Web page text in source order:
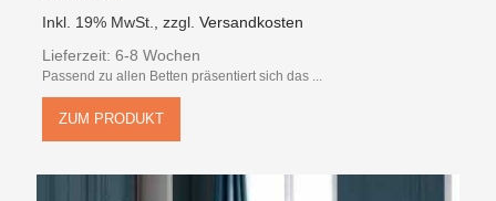
Inkl. 19% MwSt. ,zzgl.Versandkosten
Lieferzeit: 6-8 Wochen
Passend zu allen Betten präsentiert sich das ...
ZUM PRODUKT